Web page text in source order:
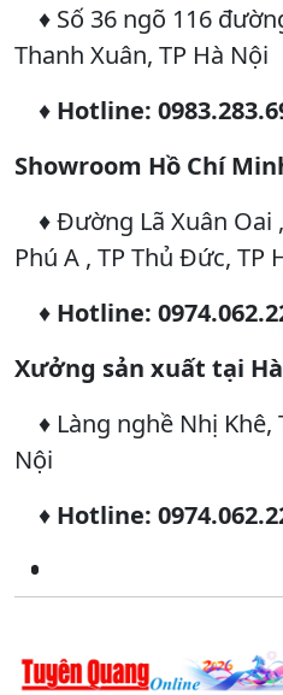
♦ Số 36 ngõ 116
Thanh Xuân, TP Hà Nội
♦ Hotline:
Showroom Hồ Chí
♦ Đường Lã Xuân Oai
Phú A , TP Thủ Đức, TP
♦ Hotline:
Xưởng sản xuất tại
♦ Làng nghề Nhị Khê,
Nội
♦ Hotline: